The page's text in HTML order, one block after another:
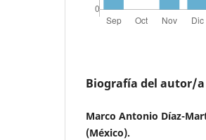
Biografía del autor/a
Marco Antonio Díaz-
(México).